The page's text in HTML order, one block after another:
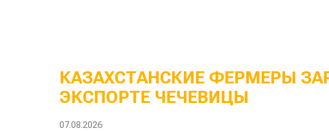
КАЗАХСТАНСКИЕ ФЕРМЕРЫ
ЭКСПОРТЕ ЧЕЧЕВИЦЫ
07.08.2026